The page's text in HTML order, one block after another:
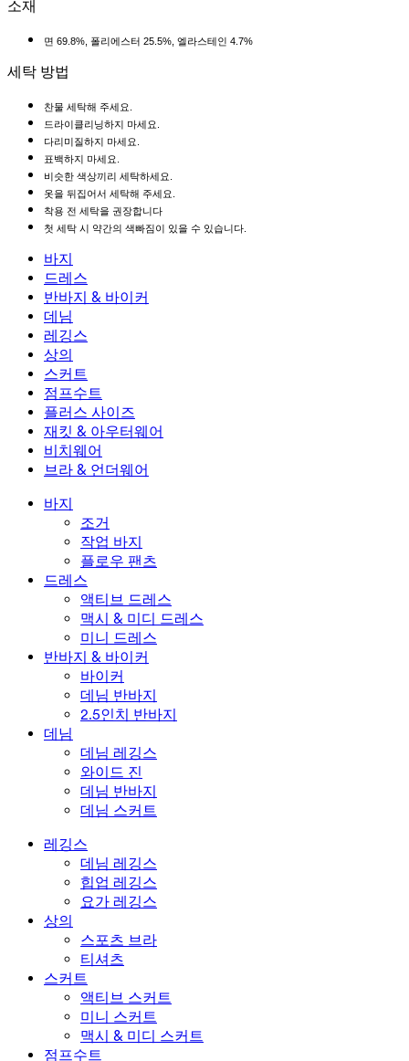
소재
면 69.8%, 폴리에스터 25.5%, 엘라스테인 4.7%
세탁 방법
찬물 세탁해 주세요.
드라이클리닝하지 마세요.
다리미질하지 마세요.
표백하지 마세요.
비슷한 색상끼리 세탁하세요.
옷을 뒤집어서 세탁해 주세요.
착용 전 세탁을 권장합니다
첫 세탁 시 약간의 색빠짐이 있을 수 있습니다.
바지
바지
조거
작업 바지
플로우 팬츠
드레스
드레스
액티브 드레스
맥시 & 미디 드레스
미니 드레스
반바지 & 바이커
반바지 & 바이커
바이커
데님 반바지
2.5인치 반바지
데님
데님
데님 레깅스
와이드 진
데님 반바지
데님 스커트
레깅스
레깅스
데님 레깅스
힙업 레깅스
요가 레깅스
상의
상의
스포츠 브라
티셔츠
스커트
스커트
액티브 스커트
미니 스커트
맥시 & 미디 스커트
점프수트
점프수트
오버롤
롬퍼
플러스 사이즈
플러스 사이즈
플러스 사이즈 하의
플러스 사이즈 상의
플러스 사이즈 드레스
재킷 & 아우터웨어
재킷 & 아우터웨어
재킷 & 아우터웨어
아우터웨어
비치웨어
비치웨어
수영복 상의
수영복 세트
브라 & 언더웨어
브라 & 언더웨어
언더웨어
바지
조거
작업 바지
플로우 팬츠
드레스
액티브 드레스
맥시 & 미디 드레스
미니 드레스
반바지 & 바이커
바이커
데님 반바지
2.5인치 반바지
데님
데님 레깅스
와이드 진
데님 반바지
데님 스커트
레깅스
데님 레깅스
힙업 레깅스
요가 레깅스
상의
스포츠 브라
티셔츠
스커트
액티브 스커트
미니 스커트
맥시 & 미디 스커트
점프수트